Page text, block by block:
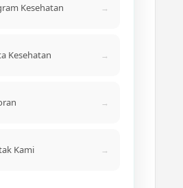
Kesehatan →
Kesehatan →
→
Kami →